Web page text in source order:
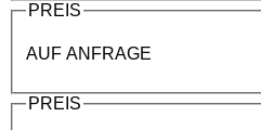
PREIS
AUF ANFRAGE
PREIS